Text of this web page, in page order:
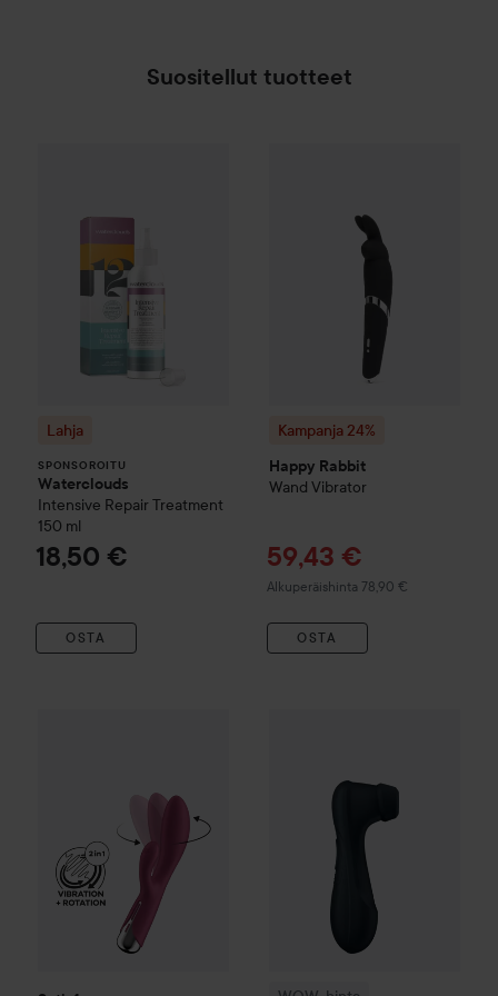
Suositellut tuotteet
Lahja
SPONSOROITU
Waterclouds
Intensive Repair Treatment
150 ml
18,50 €
OSTA
Kampanja 24%
Happy Rabbit
Wand Vibrator
Tarjoushinta
59,43 €
Alkuperäishinta 78,90 €
Normaali hinta 78,90 €
OSTA